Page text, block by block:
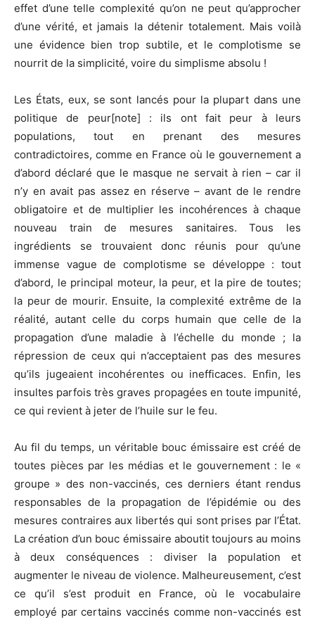
effet d’une telle complexité qu’on ne peut qu’approcher
d’une vérité, et jamais la détenir totalement. Mais voilà
une évidence bien trop subtile, et le complotisme se
nourrit de la simplicité, voire du simplisme absolu !
Les États, eux, se sont lancés pour la plupart dans une
politique de peur[note] : ils ont fait peur à leurs
populations, tout en prenant des mesures
contradictoires, comme en France où le gouvernement a
d’abord déclaré que le masque ne servait à rien – car il
n’y en avait pas assez en réserve – avant de le rendre
obligatoire et de multiplier les incohérences à chaque
nouveau train de mesures sanitaires. Tous les
ingrédients se trouvaient donc réunis pour qu’une
immense vague de complotisme se développe : tout
d’abord, le principal moteur, la peur, et la pire de toutes;
la peur de mourir. Ensuite, la complexité extrême de la
réalité, autant celle du corps humain que celle de la
propagation d’une maladie à l’échelle du monde ; la
répression de ceux qui n’acceptaient pas des mesures
qu’ils jugeaient incohérentes ou inefficaces. Enfin, les
insultes parfois très graves propagées en toute impunité,
ce qui revient à jeter de l’huile sur le feu.
Au fil du temps, un véritable bouc émissaire est créé de
toutes pièces par les médias et le gouvernement : le «
groupe » des non-vaccinés, ces derniers étant rendus
responsables de la propagation de l’épidémie ou des
mesures contraires aux libertés qui sont prises par l’État.
La création d’un bouc émissaire aboutit toujours au moins
à deux conséquences : diviser la population et
augmenter le niveau de violence. Malheureusement, c’est
ce qu’il s’est produit en France, où le vocabulaire
employé par certains vaccinés comme non-vaccinés est